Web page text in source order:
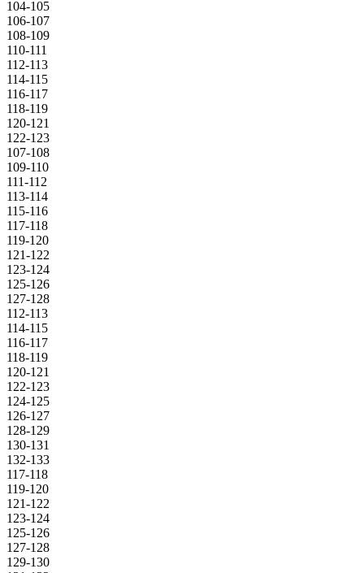
104-105
106-107
108-109
110-111
112-113
114-115
116-117
118-119
120-121
122-123
107-108
109-110
111-112
113-114
115-116
117-118
119-120
121-122
123-124
125-126
127-128
112-113
114-115
116-117
118-119
120-121
122-123
124-125
126-127
128-129
130-131
132-133
117-118
119-120
121-122
123-124
125-126
127-128
129-130